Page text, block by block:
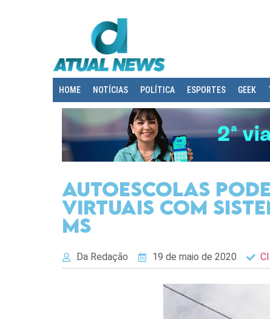
HOME NOTÍCIAS POLÍTICA ESPORTES GEEK
Autoescolas
virtuais com
MS
Da Redação 19 de maio de 2020